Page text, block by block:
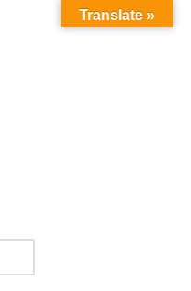
Translate »